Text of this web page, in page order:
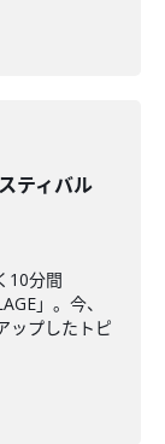
ティバル
10分間
」。今、
ップしたトピ